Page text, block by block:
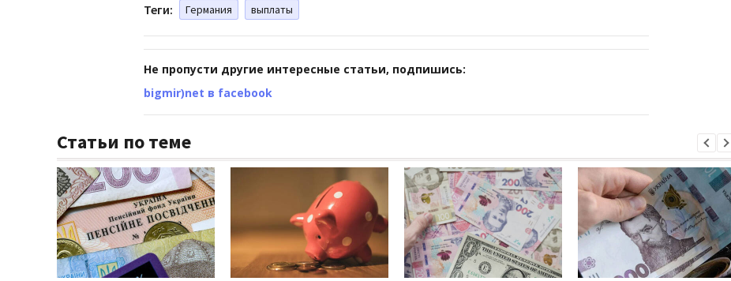
Теги: Германия выплаты
Не пропусти другие интересные статьи, подпишись:
bigmir)net в facebook
Статьи по теме